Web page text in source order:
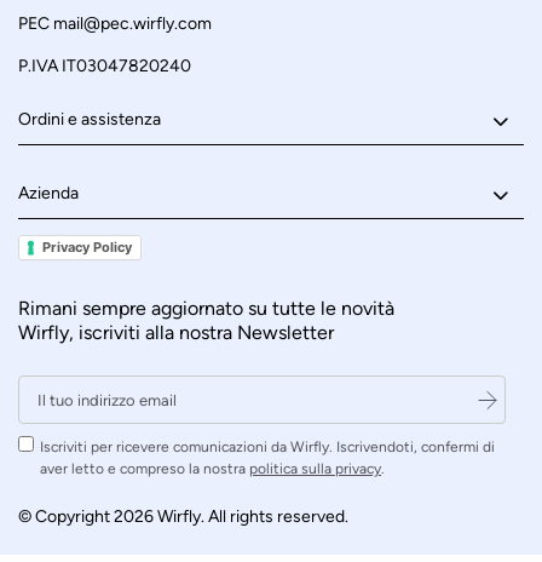
PEC mail@pec.wirfly.com
P.IVA IT03047820240
Ordini e assistenza
Azienda
Privacy Policy
Rimani sempre aggiornato su tutte le novità
Wirfly, iscriviti alla nostra Newsletter
Iscriviti per ricevere comunicazioni da Wirfly. Iscrivendoti, confermi di
aver letto e compreso la nostra politica sulla privacy.
© Copyright 2026 Wirfly. All rights reserved.